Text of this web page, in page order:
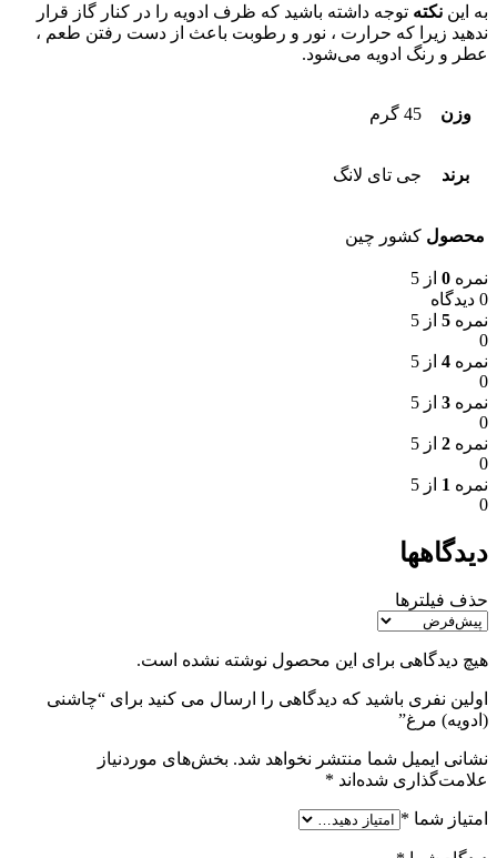
به این نکته توجه داشته باشید که ظرف ادویه را در کنار گاز قرار
ندهید زیرا که حرارت ، نور و رطوبت باعث از دست رفتن طعم ،
عطر و رنگ ادویه می‌شود.
وزن 45 گرم
برند جی تای لانگ
محصول کشور چین
نمره 0 از 5
0 دیدگاه
نمره 5 از 5
0
نمره 4 از 5
0
نمره 3 از 5
0
نمره 2 از 5
0
نمره 1 از 5
0
دیدگاهها
حذف فیلترها
هیچ دیدگاهی برای این محصول نوشته نشده است.
اولین نفری باشید که دیدگاهی را ارسال می کنید برای “چاشنی
(ادویه) مرغ”
نشانی ایمیل شما منتشر نخواهد شد. بخش‌های موردنیاز
علامت‌گذاری شده‌اند *
امتیاز شما *